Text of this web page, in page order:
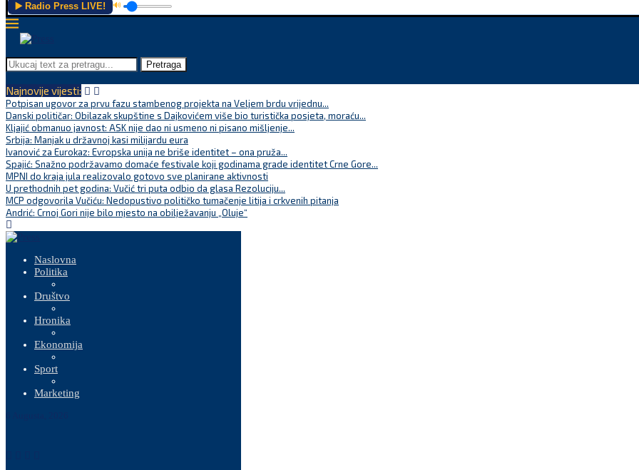
▶️ Radio Press LIVE! 🔊
Pretraga
Najnovije vijesti:
Potpisan ugovor za prvu fazu stambenog projekta na Veljem brdu vrijednu...
Danski političar: Obilazak skupštine s Dajkovićem više bio turistička posjeta, moraću...
Kljajić obmanuo javnost: ASK nije dao ni usmeno ni pisano mišljenje...
Srbija: Manjak u državnoj kasi milijardu eura
Ivanović za Eurokaz: Evropska unija ne briše identitet – ona pruža...
Spajić: Snažno podržavamo domaće festivale koji godinama grade identitet Crne Gore...
MPNI do kraja jula realizovalo gotovo sve planirane aktivnosti
U prethodnih pet godina: Vučić tri puta odbio da glasa Rezoluciju...
MCP odgovorila Vučiću: Nedopustivo političko tumačenje litija i crkvenih pitanja
Andrić: Crnoj Gori nije bilo mjesto na obilježavanju „Oluje“
Naslovna
Politika
Društvo
Hronika
Ekonomija
Sport
Marketing